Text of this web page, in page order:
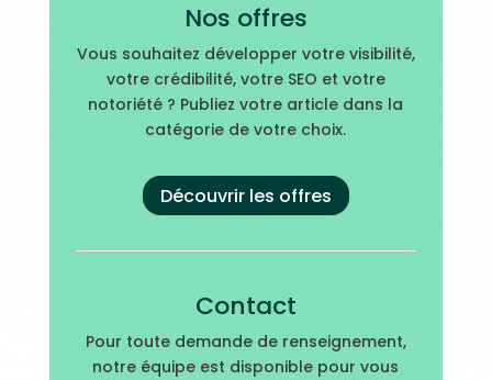
Nos offres
Vous souhaitez développer votre visibilité,
votre crédibilité, votre SEO et votre
notoriété ? Publiez votre article dans la
catégorie de votre choix.
Découvrir les offres
Contact
Pour toute demande de renseignement,
notre équipe est disponible pour vous